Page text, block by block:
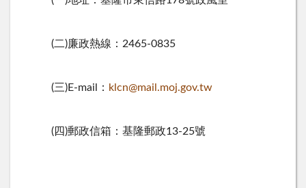
(二)廉政熱線： 2465-0835
(三)E-mail ： klcn@mail.moj.gov.tw
(四)郵政信箱：基隆郵政13-25號